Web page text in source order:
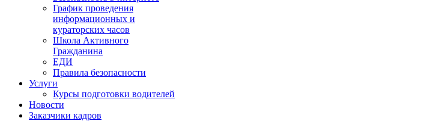
График проведения
информационных и
кураторских часов
Школа Активного
Гражданина
ЕДИ
Правила безопасности
Услуги
Курсы подготовки водителей
Новости
Заказчики кадров